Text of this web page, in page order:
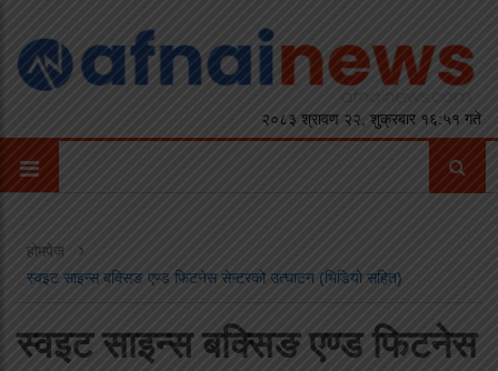
२०८३ श्रावण २२, शुक्रबार १६:५१ गते
होमपेज
स्वइट साइन्स बक्सिङ एण्ड फिटनेस सेन्टरको उत्घाटन (भिडियो सहित)
स्वइट साइन्स बक्सिङ एण्ड फिटनेस